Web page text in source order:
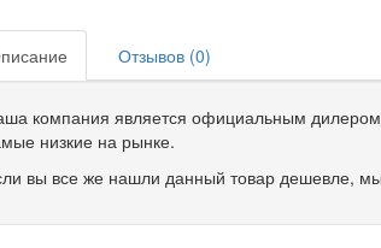
Отзывов (0)
компания является официальным дилером
низкие на рынке.
вы все же нашли данный товар дешевле,